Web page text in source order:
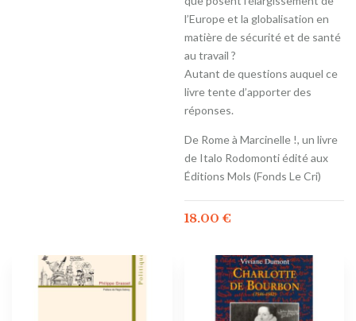
l’Europe et la globalisation en
matière de sécurité et de santé
au travail ?
Autant de questions auquel ce
livre tente d’apporter des
réponses.
De Rome à Marcinelle !, un livre
de Italo Rodomonti édité aux
Éditions Mols (Fonds Le Cri)
18.00 €